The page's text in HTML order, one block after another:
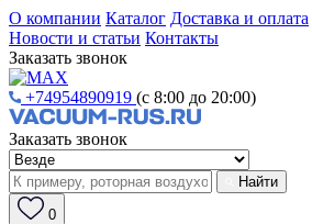
О компании Каталог Доставка и оплата
Новости и статьи Контакты
Заказать звонок
+74954890919 (с 8:00 до 20:00)
Заказать звонок
Найти
0